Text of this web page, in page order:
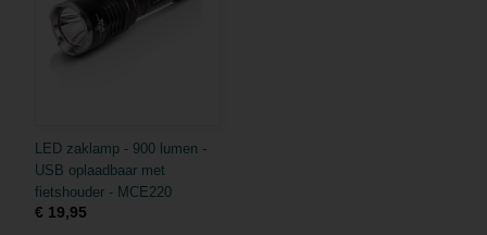
LED zaklamp - 900 lumen -
USB oplaadbaar met
fietshouder - MCE220
€ 19,95